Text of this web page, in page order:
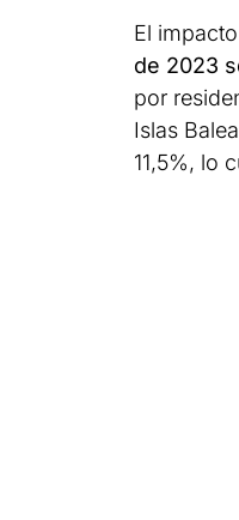
El
de 2023
por
Islas
11,5%, lo